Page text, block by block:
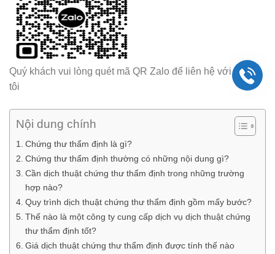
Quý khách vui lòng quét mã QR Zalo để liên hệ với chúng
tôi
Nội dung chính
Chứng thư thẩm định là gì?
Chứng thư thẩm định thường có những nội dung gì?
Cần dịch thuật chứng thư thẩm định trong những trường
hợp nào?
Quy trình dịch thuật chứng thư thẩm định gồm mấy bước?
Thế nào là một công ty cung cấp dịch vụ dịch thuật chứng
thư thẩm định tốt?
Giá dịch thuật chứng thư thẩm định được tính thế nào